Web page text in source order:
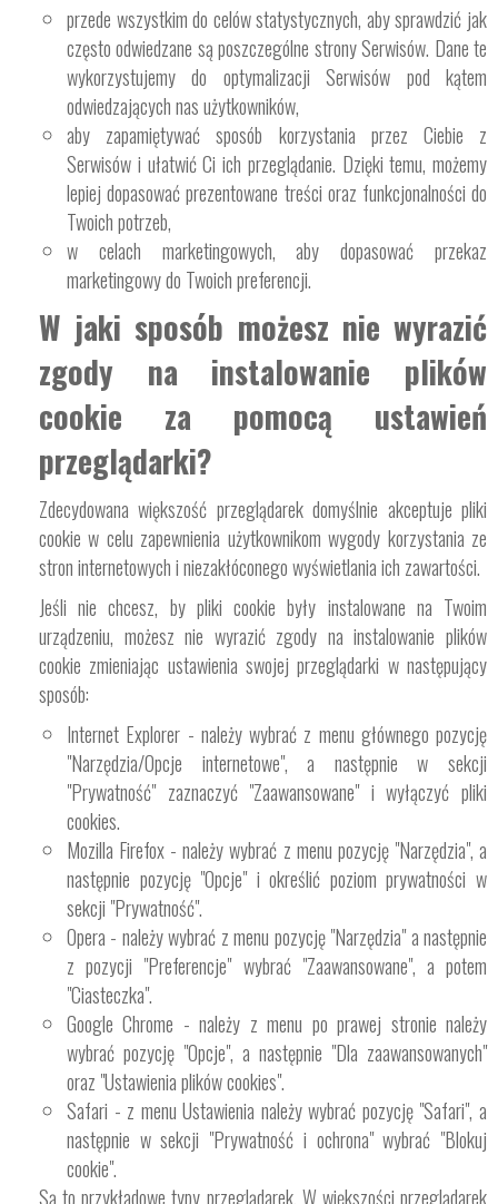
przede wszystkim do celów statystycznych, aby sprawdzić jak
często odwiedzane są poszczególne strony Serwisów. Dane te
wykorzystujemy do optymalizacji Serwisów pod kątem
odwiedzających nas użytkowników,
aby zapamiętywać sposób korzystania przez Ciebie z
Serwisów i ułatwić Ci ich przeglądanie. Dzięki temu, możemy
lepiej dopasować prezentowane treści oraz funkcjonalności do
Twoich potrzeb,
w celach marketingowych, aby dopasować przekaz
marketingowy do Twoich preferencji.
W jaki sposób możesz nie wyrazić
zgody na instalowanie plików
cookie za pomocą ustawień
przeglądarki?
Zdecydowana większość przeglądarek domyślnie akceptuje pliki
cookie w celu zapewnienia użytkownikom wygody korzystania ze
stron internetowych i niezakłóconego wyświetlania ich zawartości.
Jeśli nie chcesz, by pliki cookie były instalowane na Twoim
urządzeniu, możesz nie wyrazić zgody na instalowanie plików
cookie zmieniając ustawienia swojej przeglądarki w następujący
sposób:
Internet Explorer - należy wybrać z menu głównego pozycję
"Narzędzia/Opcje internetowe", a następnie w sekcji
"Prywatność" zaznaczyć "Zaawansowane" i wyłączyć pliki
cookies.
Mozilla Firefox - należy wybrać z menu pozycję "Narzędzia", a
następnie pozycję "Opcje" i określić poziom prywatności w
sekcji "Prywatność".
Opera - należy wybrać z menu pozycję "Narzędzia" a następnie
z pozycji "Preferencje" wybrać "Zaawansowane", a potem
"Ciasteczka".
Google Chrome - należy z menu po prawej stronie należy
wybrać pozycję "Opcje", a następnie "Dla zaawansowanych"
oraz "Ustawienia plików cookies".
Safari - z menu Ustawienia należy wybrać pozycję "Safari", a
następnie w sekcji "Prywatność i ochrona" wybrać "Blokuj
cookie".
Są to przykładowe typy przeglądarek. W większości przeglądarek